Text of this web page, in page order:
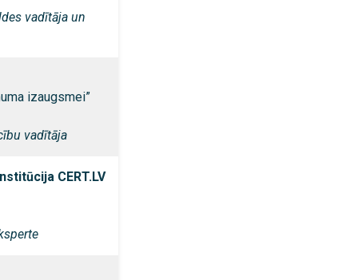
vadītāja un
izaugsmei”
vadītāja
CERT.LV